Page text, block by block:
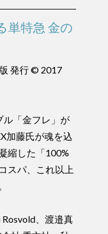
単特急 金の
発行 © 2017
ル「金フレ」が
加藤氏が魂を込
縮した「100%
スパ、これ以上
、渡邉真